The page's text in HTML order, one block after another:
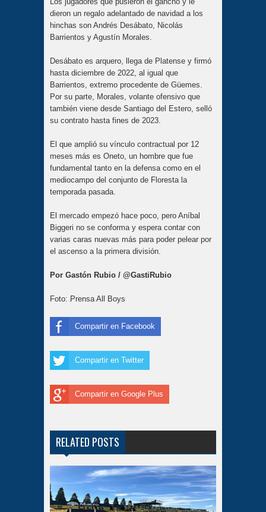
dieron un regalo adelantado de navidad a los
hinchas son Andrés Desábato, Nicolás
Barrientos y Agustín Morales.
Desábato es arquero, llega de Platense y firmó
hasta diciembre de 2022, al igual que
Barrientos, extremo procedente de Güemes.
Por su parte, Morales, volante ofensivo que
también viene desde Santiago del Estero, selló
su contrato hasta fines de 2023.
El que amplió su vínculo contractual por 12
meses más es Oneto, un hombre que fue
fundamental tanto en la defensa como en el
mediocampo del conjunto de Floresta la
temporada pasada.
El mercado empezó hace poco, pero Aníbal
Biggeri no se conforma y espera contar con
varias caras nuevas más para poder pelear por
el ascenso a la primera división.
Por Gastón Rubio / @GastiRubio
Foto: Prensa All Boys
Compartir en Facebook
Compartir en Twitter
Compartir en Google Plus
RELATED POSTS